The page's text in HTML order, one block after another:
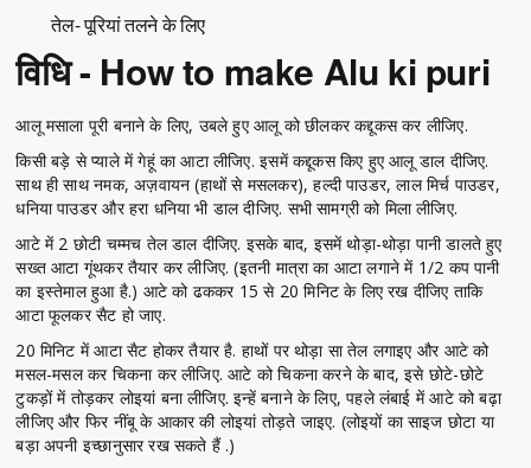
तेल- पूरियां तलने के लिए
विधि - How to make Alu ki puri
आलू मसाला पूरी बनाने के लिए, उबले हुए आलू को छीलकर कद्दूकस कर लीजिए.
किसी बड़े से प्याले में गेहूं का आटा लीजिए. इसमें कद्दूकस किए हुए आलू डाल दीजिए.
साथ ही साथ नमक, अज़वायन (हाथों से मसलकर), हल्दी पाउडर, लाल मिर्च पाउडर,
धनिया पाउडर और हरा धनिया भी डाल दीजिए. सभी सामग्री को मिला लीजिए.
आटे में 2 छोटी चम्मच तेल डाल दीजिए. इसके बाद, इसमें थोड़ा-थोड़ा पानी डालते हुए
सख्त आटा गूंथकर तैयार कर लीजिए. (इतनी मात्रा का आटा लगाने में 1/2 कप पानी
का इस्तेमाल हुआ है.) आटे को ढककर 15 से 20 मिनिट के लिए रख दीजिए ताकि
आटा फूलकर सैट हो जाए.
20 मिनिट में आटा सैट होकर तैयार है. हाथों पर थोड़ा सा तेल लगाइए और आटे को
मसल-मसल कर चिकना कर लीजिए. आटे को चिकना करने के बाद, इसे छोटे-छोटे
टुकड़ों में तोड़कर लोइयां बना लीजिए. इन्हें बनाने के लिए, पहले लंबाई में आटे को बढ़ा
लीजिए और फिर नींबू के आकार की लोइयां तोड़ते जाइए. (लोइयों का साइज छोटा या
बड़ा अपनी इच्छानुसार रख सकते हैं .)